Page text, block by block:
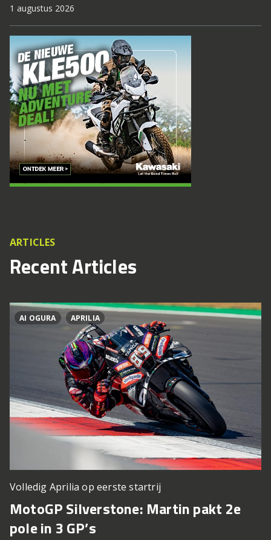
1 augustus 2026
ARTICLES
Recent Articles
AI OGURA APRILIA
Volledig Aprilia op eerste startrij
MotoGP Silverstone: Martin pakt 2e
pole in 3 GP’s